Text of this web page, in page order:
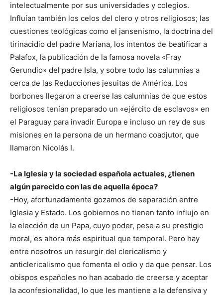
intelectualmente por sus universidades y colegios.
Influían también los celos del clero y otros religiosos; las
cuestiones teológicas como el jansenismo, la doctrina del
tirinacidio del padre Mariana, los intentos de beatificar a
Palafox, la publicación de la famosa novela «Fray
Gerundio» del padre Isla, y sobre todo las calumnias a
cerca de las Reducciones jesuitas de América. Los
borbones llegaron a creerse las calumnias de que estos
religiosos tenían preparado un «ejército de esclavos» en
el Paraguay para invadir Europa e incluso un rey de sus
misiones en la persona de un hermano coadjutor, que
llamaron Nicolás I.
-La Iglesia y la sociedad española actuales, ¿tienen
algún parecido con las de aquella época?
-Hoy, afortunadamente gozamos de separación entre
Iglesia y Estado. Los gobiernos no tienen tanto influjo en
la elección de un Papa, cuyo poder, pese a su prestigio
moral, es ahora más espiritual que temporal. Pero hay
entre nosotros un resurgir del clericalismo y
anticlericalismo que fomenta el odio y da que pensar. Los
obispos españoles no han acabado de creerse y aceptar
la aconfesionalidad, lo que les mantiene a la defensiva y